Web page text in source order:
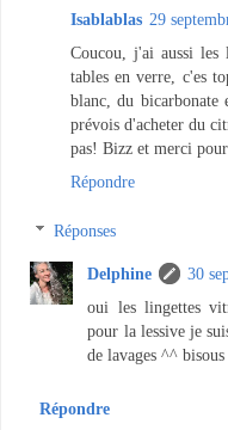
Isablablas 29
Coucou, j'ai aussi les
tables en verre, c'es
blanc, du bicarbonate
prévois d'acheter du
pas! Bizz et merci
Répondre
Réponses
Delphine
30
oui les lingettes
pour la lessive je
de lavages ^^ bisous
Répondre